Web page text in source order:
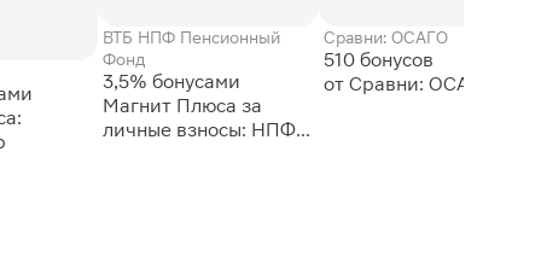
ВТБ НПФ Пенсионный
Фонд
3,5% бонусами
Магнит Плюса за
личные взносы: НПФ
Сравни: ОСАГО
510 бонусов